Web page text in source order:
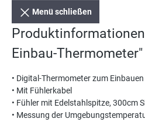
Menü schließen
Einbau-Thermometer"
• Digital-Thermometer zum Einbauen
• Mit Fühlerkabel
• Fühler mit Edelstahlspitze, 300cm
• Messung der